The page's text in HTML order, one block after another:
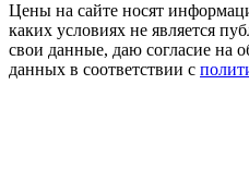
Цены на сайте носят
каких условиях не является
свои данные, даю согласие на
данных в соответствии с